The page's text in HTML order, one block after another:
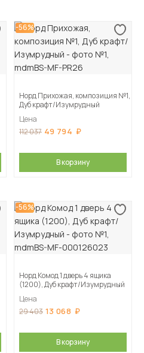
-56%
Норд Прихожая, композиция №1,
Дуб крафт/Изумрудный
Цена
112 037 49 794
В корзину
-56%
Норд Комод 1 дверь 4 ящика
(1200), Дуб крафт/Изумрудный
Цена
29 403 13 068
В корзину